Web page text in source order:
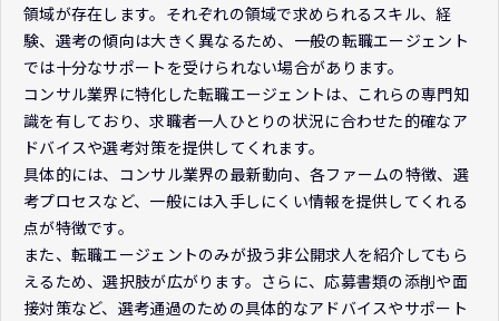
領域が存在します。それぞれの領域で求められるスキル、経
験、選考の傾向は大きく異なるため、一般の転職エージェント
では十分なサポートを受けられない場合があります。
コンサル業界に特化した転職エージェントは、これらの専門知
識を有しており、求職者一人ひとりの状況に合わせた的確なア
ドバイスや選考対策を提供してくれます。
具体的には、コンサル業界の最新動向、各ファームの特徴、選
考プロセスなど、一般には入手しにくい情報を提供してくれる
点が特徴です。
また、転職エージェントのみが扱う非公開求人を紹介してもら
えるため、選択肢が広がります。さらに、応募書類の添削や面
接対策など、選考通過のための具体的なアドバイスやサポート